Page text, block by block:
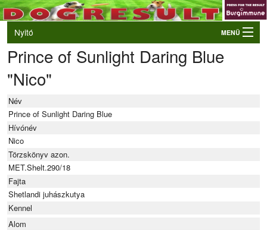
Nyitó MENÜ
Belépés
VB és EO válogatók
Élő eredmények
Kutyák
Tulajdonosok/Felvezetők
Prince of Sunlight Daring Blue
"Nico"
Név
Prince of Sunlight Daring Blue
Hívónév
Nico
Törzskönyv azon.
MET.Shelt.290/18
Fajta
Shetlandi juhászkutya
Kennel
Alom